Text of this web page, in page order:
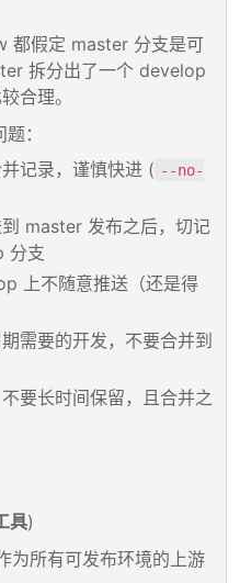
都假定 master 分支是可
拆分出了一个 develop
合理。
：
记录，谨慎快进 ( --no-
master 发布之后，切记
分支
上不随意推送（还是得
需要的开发，不要合并到
要长时间保留，且合并之
具)
为所有可发布环境的上游